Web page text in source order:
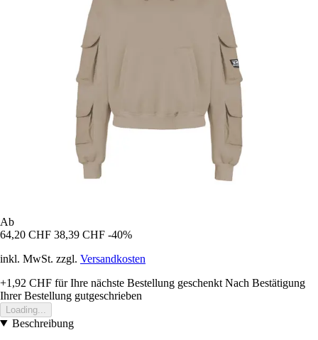
Ab
64,20 CHF 38,39 CHF -40%
inkl. MwSt. zzgl. Versandkosten
+1,92 CHF für Ihre nächste Bestellung geschenkt Nach Bestätigung
Ihrer Bestellung gutgeschrieben
Loading...
Beschreibung